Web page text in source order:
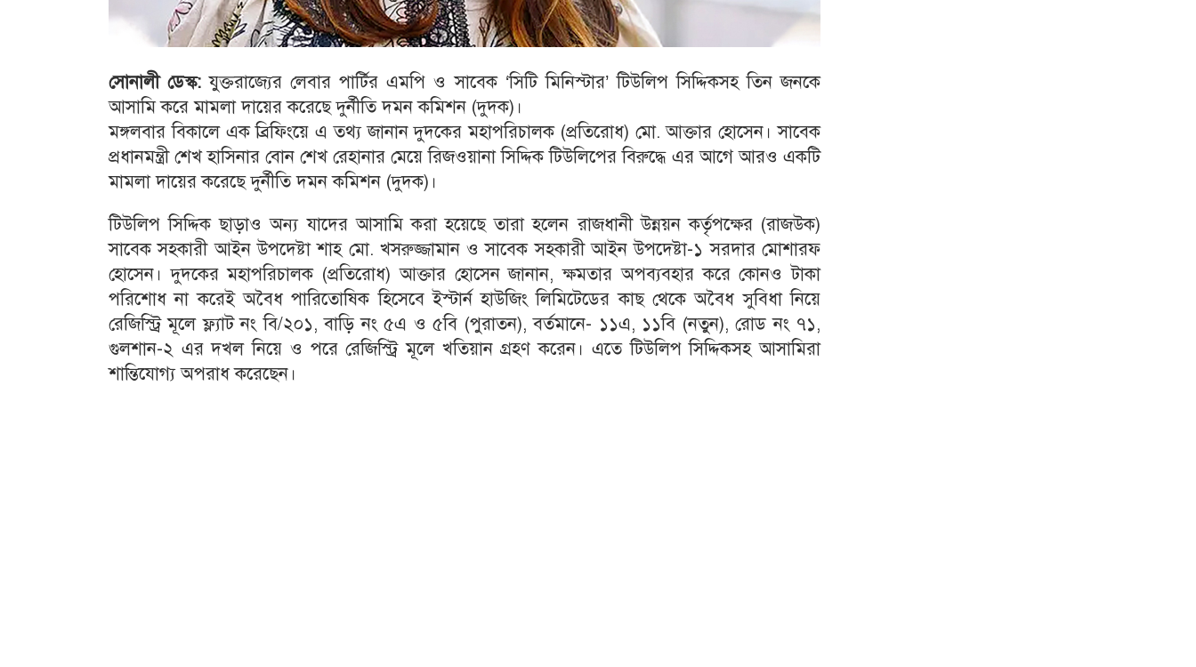
সোনালী ডেস্ক: যুক্তরাজ্যের লেবার পার্টির এমপি ও সাবেক ‘সিটি মিনিস্টার’ টিউলিপ সিদ্দিকসহ তিন জনকে
আসামি করে মামলা দায়ের করেছে দুর্নীতি দমন কমিশন (দুদক)।
মঙ্গলবার বিকালে এক ব্রিফিংয়ে এ তথ্য জানান দুদকের মহাপরিচালক (প্রতিরোধ) মো. আক্তার হোসেন। সাবেক
প্রধানমন্ত্রী শেখ হাসিনার বোন শেখ রেহানার মেয়ে রিজওয়ানা সিদ্দিক টিউলিপের বিরুদ্ধে এর আগে আরও একটি
মামলা দায়ের করেছে দুর্নীতি দমন কমিশন (দুদক)।
টিউলিপ সিদ্দিক ছাড়াও অন্য যাদের আসামি করা হয়েছে তারা হলেন রাজধানী উন্নয়ন কর্তৃপক্ষের (রাজউক)
সাবেক সহকারী আইন উপদেষ্টা শাহ মো. খসরুজ্জামান ও সাবেক সহকারী আইন উপদেষ্টা-১ সরদার মোশারফ
হোসেন। দুদকের মহাপরিচালক (প্রতিরোধ) আক্তার হোসেন জানান, ক্ষমতার অপব্যবহার করে কোনও টাকা
পরিশোধ না করেই অবৈধ পারিতোষিক হিসেবে ইস্টার্ন হাউজিং লিমিটেডের কাছ থেকে অবৈধ সুবিধা নিয়ে
রেজিস্ট্রি মূলে ফ্ল্যাট নং বি/২০১, বাড়ি নং ৫এ ও ৫বি (পুরাতন), বর্তমানে- ১১এ, ১১বি (নতুন), রোড নং ৭১,
গুলশান-২ এর দখল নিয়ে ও পরে রেজিস্ট্রি মূলে খতিয়ান গ্রহণ করেন। এতে টিউলিপ সিদ্দিকসহ আসামিরা
শান্তিযোগ্য অপরাধ করেছেন।